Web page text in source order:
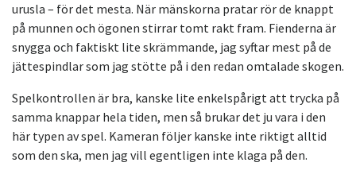
urusla – för det mesta. När mänskorna pratar rör de knappt
på munnen och ögonen stirrar tomt rakt fram. Fienderna är
snygga och faktiskt lite skrämmande, jag syftar mest på de
jättespindlar som jag stötte på i den redan omtalade skogen.
Spelkontrollen är bra, kanske lite enkelspårigt att trycka på
samma knappar hela tiden, men så brukar det ju vara i den
här typen av spel. Kameran följer kanske inte riktigt alltid
som den ska, men jag vill egentligen inte klaga på den.